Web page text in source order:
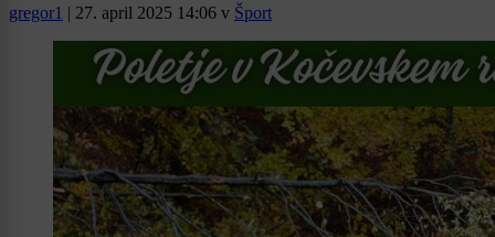
gregor1 | 27. april 2025 14:06 v Šport